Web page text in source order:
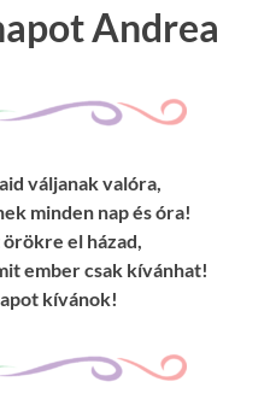
Andrea
váljanak valóra,
minden nap és óra!
el házad,
ember csak kívánhat!
kívánok!